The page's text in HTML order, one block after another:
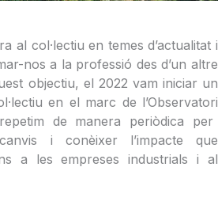
al col·lectiu en temesd’actualitat i
nos a la professió desd’un altre
objectiu, el 2022 vam iniciar un
en el marc de l’Observatori
repetim de manera periòdica per
canvis i conèixer l’impacte
que
a lesempreses industrials i al